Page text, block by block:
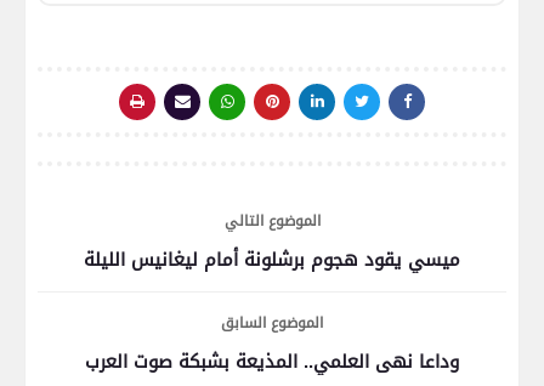
الموضوع التالي
ميسي يقود هجوم برشلونة أمام ليغانيس الليلة
الموضوع السابق
وداعا نهى العلمي.. المذيعة بشبكة صوت العرب